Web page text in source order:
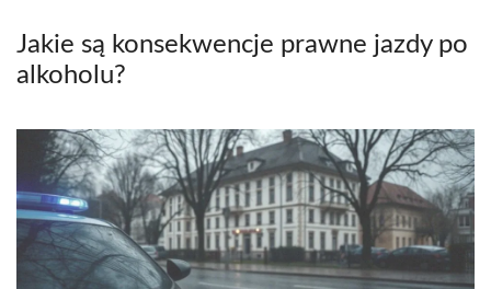
Jakie są konsekwencje prawne jazdy po
alkoholu?